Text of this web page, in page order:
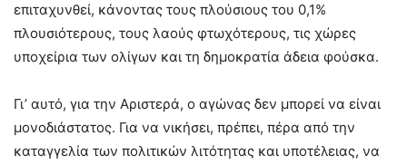
επιταχυνθεί, κάνοντας τους πλούσιους του 0,1%
πλουσιότερους, τους λαούς φτωχότερους, τις χώρες
υποχείρια των ολίγων και τη δημοκρατία άδεια φούσκα.
Γι’ αυτό, για την Αριστερά, ο αγώνας δεν μπορεί να είναι
μονοδιάστατος. Για να νικήσει, πρέπει, πέρα από την
καταγγελία των πολιτικών λιτότητας και υποτέλειας, να